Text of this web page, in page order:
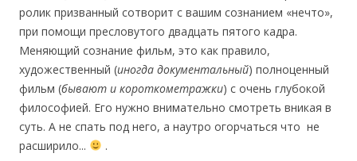
ролик призванный сотворит с вашим сознанием «нечто»,
при помощи пресловутого двадцать пятого кадра.
Меняющий сознание фильм, это как правило,
художественный (иногда документальный) полноценный
фильм (бывают и короткометражки) с очень глубокой
философией. Его нужно внимательно смотреть вникая в
суть. А не спать под него, а наутро огорчаться что не
расширило...
.